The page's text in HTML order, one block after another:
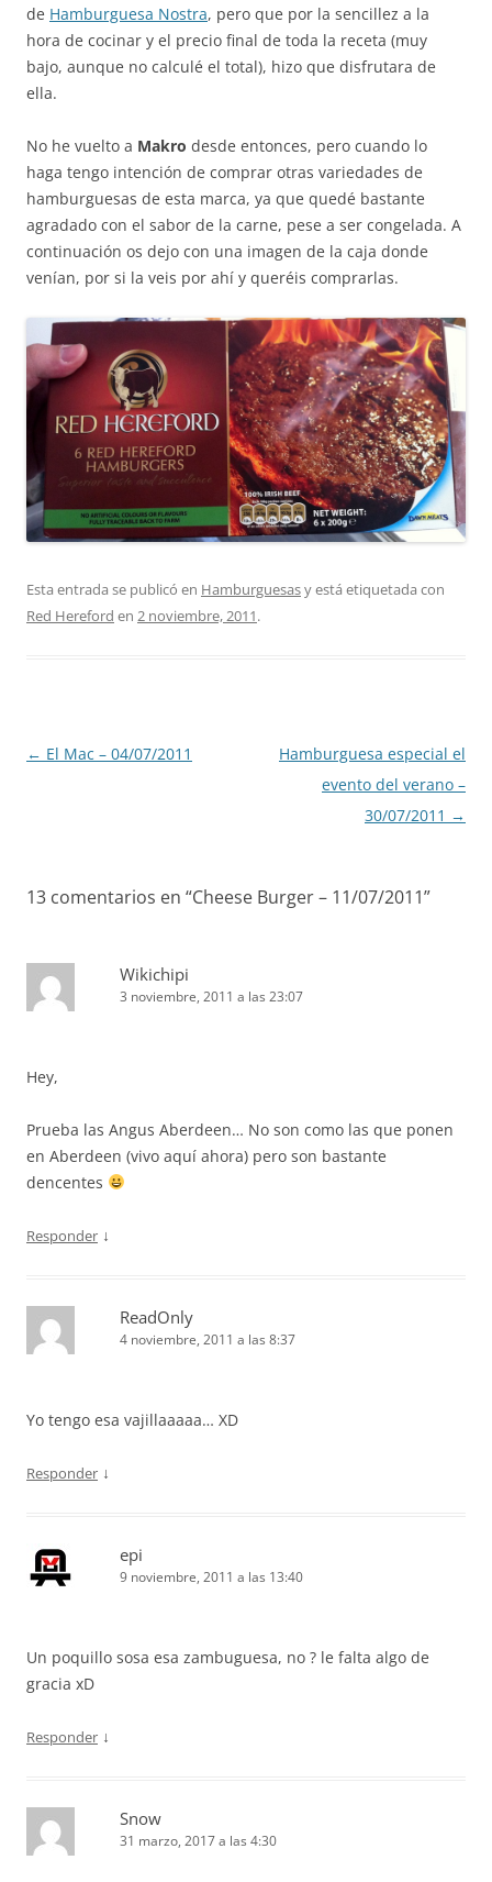
de Hamburguesa Nostra, pero que por la sencillez a la
hora de cocinar y el precio final de toda la receta (muy
bajo, aunque no calculé el total), hizo que disfrutara de
ella.
No he vuelto a Makro desde entonces, pero cuando lo
haga tengo intención de comprar otras variedades de
hamburguesas de esta marca, ya que quedé bastante
agradado con el sabor de la carne, pese a ser congelada. A
continuación os dejo con una imagen de la caja donde
venían, por si la veis por ahí y queréis comprarlas.
Esta entrada se publicó en Hamburguesasy está etiquetada con
Red Hereford en 2 noviembre, 2011.
Navegación
← El Mac – 04/07/2011
Hamburguesa especial el
evento del verano –
30/07/2011 →
13 comentarios en “Cheese Burger – 11/07/2011”
Wikichipi
3 noviembre, 2011 a las 23:07
Hey,
Prueba las Angus Aberdeen… No son como las que ponen
en Aberdeen (vivo aquí ahora) pero son bastante
dencentes
Responder ↓
ReadOnly
4 noviembre, 2011 a las 8:37
Yo tengo esa vajillaaaaa… XD
Responder ↓
epi
9 noviembre, 2011 a las 13:40
Un poquillo sosa esa zambuguesa, no ? le falta algo de
gracia xD
Responder ↓
Snow
31 marzo, 2017 a las 4:30